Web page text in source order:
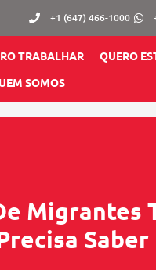
+1 (647) 466-1000
TRABALHAR QUERO
SOMOS
Migrantes
Saber